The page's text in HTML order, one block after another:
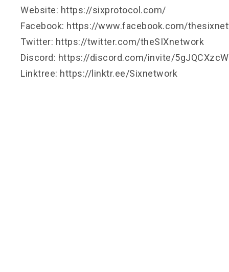
Website: https://sixprotocol.com/
Facebook: https://www.facebook.com/
Twitter: https://twitter.com/theSIXnetwork
Discord: https://discord.com/invite/
Linktree: https://linktr.ee/Sixnetwork